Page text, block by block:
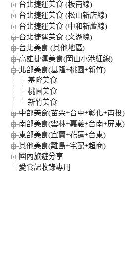
台北捷運美食 (板南線)
台北捷運美食 (松山新店線)
台北捷運美食 (中和新蘆線)
台北捷運美食 (文湖線)
台北美食 (其他地區)
高雄捷運美食(岡山小港紅線)
北部美食(基隆+桃園+新竹)
基隆美食
桃園美食
新竹美食
中部美食(苗栗+台中+彰化+南投)
南部美食(雲林+嘉義+台南+屏東)
東部美食(宜蘭+花蓮+台東)
其他美食(離島+宅配+超商)
國內旅遊分享
愛食記收錄專用